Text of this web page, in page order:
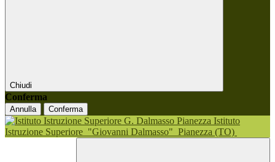
Chiudi
Conferma
Annulla Conferma
Istituto
Istruzione Superiore "Giovanni Dalmasso" Pianezza (TO)